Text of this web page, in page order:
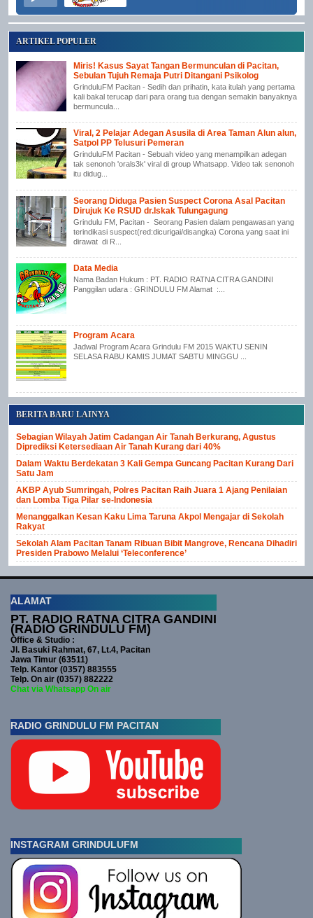
ARTIKEL POPULER
Miris! Kasus Sayat Tangan Bermunculan di Pacitan,
Sebulan Tujuh Remaja Putri Ditangani Psikolog
GrinduluFM Pacitan - Sedih dan prihatin, kata itulah yang pertama
kali bakal terucap dari para orang tua dengan semakin banyaknya
bermuncula...
Viral, 2 Pelajar Adegan Asusila di Area Taman Alun alun,
Satpol PP Telusuri Pemeran
GrinduluFM Pacitan - Sebuah video yang menampilkan adegan
tak senonoh 'orals3k' viral di group Whatsapp. Video tak senonoh
itu didug...
Seorang Diduga Pasien Suspect Corona Asal Pacitan
Dirujuk Ke RSUD dr.Iskak Tulungagung
Grindulu FM, Pacitan - Seorang Pasien dalam pengawasan yang
terindikasi suspect(red:dicurigai/disangka) Corona yang saat ini
dirawat di R...
Data Media
Nama Badan Hukum : PT. RADIO RATNA CITRA GANDINI
Panggilan udara : GRINDULU FM Alamat :...
Program Acara
Jadwal Program Acara Grindulu FM 2015 WAKTU SENIN
SELASA RABU KAMIS JUMAT SABTU MINGGU ...
BERITA BARU LAINYA
Sebagian Wilayah Jatim Cadangan Air Tanah Berkurang, Agustus
Diprediksi Ketersediaan Air Tanah Kurang dari 40%
Dalam Waktu Berdekatan 3 Kali Gempa Guncang Pacitan Kurang Dari
Satu Jam
AKBP Ayub Sumringah, Polres Pacitan Raih Juara 1 Ajang Penilaian
dan Lomba Tiga Pilar se-Indonesia
Menanggalkan Kesan Kaku Lima Taruna Akpol Mengajar di Sekolah
Rakyat
Sekolah Alam Pacitan Tanam Ribuan Bibit Mangrove, Rencana Dihadiri
Presiden Prabowo Melalui ‘Teleconference’
ALAMAT
PT. RADIO RATNA CITRA GANDINI
(RADIO GRINDULU FM)
Office & Studio :
Jl. Basuki Rahmat, 67, Lt.4, Pacitan
Jawa Timur (63511)
Telp. Kantor (0357) 883555
Telp. On air (0357) 882222
Chat via Whatsapp On air
RADIO GRINDULU FM PACITAN
INSTAGRAM GRINDULUFM